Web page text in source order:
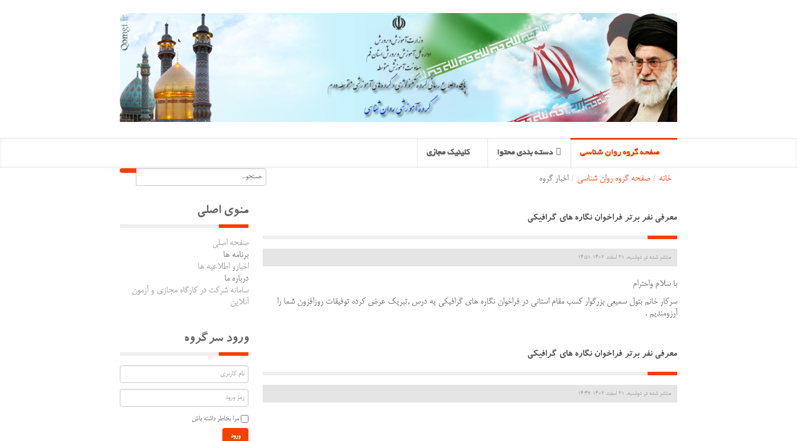
صفحه گروه روان شناسی دسته بندی محتوا کلینیک مجازی
خانه / صفحه گروه روان شناسی / اخبار گروه
معرفی نفر برتر فراخوان نگاره های گرافیکی
منتشر شده در دوشنبه, 21 اسفند 1402 14:51
با سلام واحترام
سرکار خانم بتول سمیعی بزرگوار کسب مقام استانی در فراخوان نگاره های گرافیکی یه درس ,تبریک عرض کرده توفیقات روزافزون شما را
آرزومندیم .
معرفی نفر برتر فراخوان نگاره های گرافیکی
منتشر شده در دوشنبه, 21 اسفند 1402 14:47
منوی اصلی
صفحه اصلی
برنامه ها
اخبارو اطلاعیه ها
درباره ما
سامانه شرکت در کارگاه مجازی و آزمون
آنلاین
ورود سرگروه
مرا بخاطر داشته باش
ورود